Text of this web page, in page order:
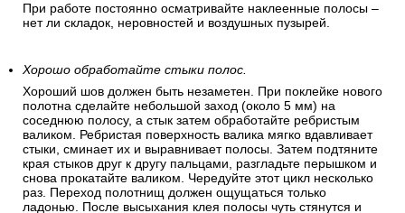
При работе постоянно осматривайте наклеенные полосы –
нет ли складок, неровностей и воздушных пузырей.
Хорошо обработайте стыки полос.
Хороший шов должен быть незаметен. При поклейке нового
полотна сделайте небольшой заход (около 5 мм) на
соседнюю полосу, а стык затем обработайте ребристым
валиком. Ребристая поверхность валика мягко вдавливает
стыки, сминает их и выравнивает полосы. Затем подтяните
края стыков друг к другу пальцами, разгладьте перышком и
снова прокатайте валиком. Чередуйте этот цикл несколько
раз. Переход полотнищ должен ощущаться только
ладонью. После высыхания клея полосы чуть стянутся и